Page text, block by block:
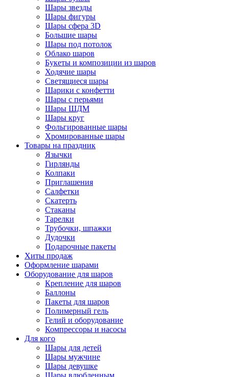
Шары звезды
Шары фигуры
Шары сфера 3D
Большие шары
Шары под потолок
Облако шаров
Букеты и композиции из шаров
Ходячие шары
Светящиеся шары
Шарики с конфетти
Шары с перьями
Шары ШДМ
Шары круг
Фольгированные шары
Хромированные шары
Товары на праздник
Язычки
Гирлянды
Колпаки
Приглашения
Салфетки
Скатерть
Стаканы
Тарелки
Трубочки, шпажки
Дудочки
Подарочные пакеты
Хиты продаж
Оформление шарами
Оборудование для шаров
Крепление для шаров
Баллоны
Пакеты для шаров
Полимерный гель
Гелий и оборудование
Компрессоры и насосы
Для кого
Шары для детей
Шары мужчине
Шары девушке
Шары влюбленным